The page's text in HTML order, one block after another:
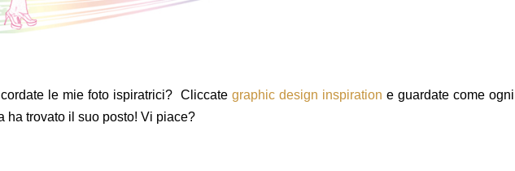
le mie foto ispiratrici? Cliccate graphic design inspiration e guardate come ogni
ha trovato il suo posto! Vi piace?